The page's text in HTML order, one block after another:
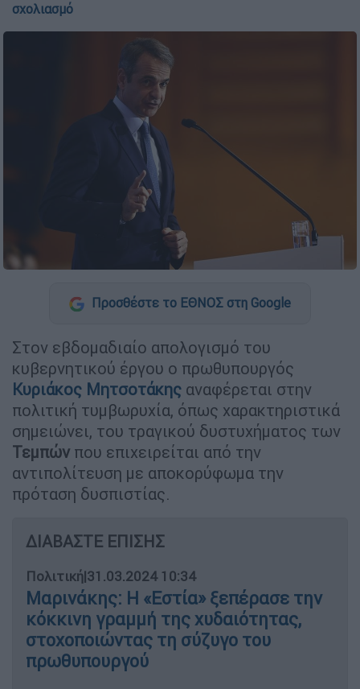
σχολιασμό
Προσθέστε το ΕΘΝΟΣ στη Google
Στον εβδομαδιαίο απολογισμό του
κυβερνητικού έργου ο πρωθυπουργός
Κυριάκος Μητσοτάκης αναφέρεται στην
πολιτική τυμβωρυχία, όπως χαρακτηριστικά
σημειώνει, του τραγικού δυστυχήματος των
Τεμπών που επιχειρείται από την
αντιπολίτευση με αποκορύφωμα την
πρόταση δυσπιστίας.
ΔΙΑΒΑΣΤΕ ΕΠΙΣΗΣ
Πολιτική|31.03.2024 10:34
Μαρινάκης: H «Εστία» ξεπέρασε την
κόκκινη γραμμή της χυδαιότητας,
στοχοποιώντας τη σύζυγο του
πρωθυπουργού